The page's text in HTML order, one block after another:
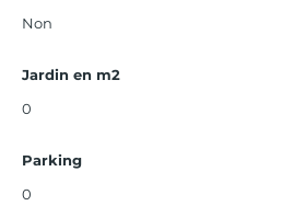
Non
Jardin en m2
0
Parking
0